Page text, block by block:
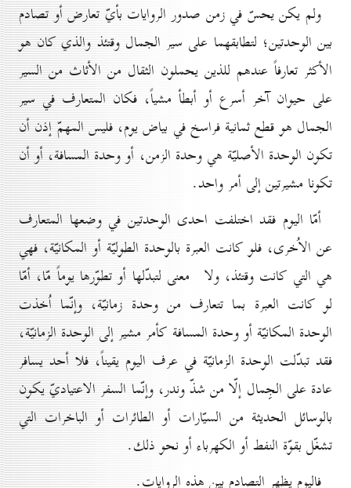
ولم يكن يحسّ في زمن صدور الروايات بأيّ تعارض أو تصادم
بين الوحدتين؛ لتطابقهما على سير الجمال وقتئذ والذي كان هو
الأكثر تعارفاً عندهم للذين يحملون الثقال من الأثاث من السير
على حيوان آخر أسرع أو أبطأ مشياً، فكان المتعارف في سير
الجمال هو قطع ثمانية فراسخ في بياض يوم، فليس المهمّ إذن أن
تكون الوحدة الأصليّة هي وحدة الزمن، أو وحدة المسافة، أو أن
تكونا مشيرتين إلى أمر واحد.
أمّا اليوم فقد اختلفت احدى الوحدتين في وضعها المتعارف
عن الاُخرى، فلو كانت العبرة بالوحدة الطوليّة أو المكانيّة، فهي
هي التي كانت وقتئذ، ولا معنى لتبدّلها أو تطوّرها يوماً مّا، أمّا
لو كانت العبرة بما تتعارف من وحدة زمانيّة، وإنّما اُخذت
الوحدة المكانيّة أو وحدة المسافة كأمر مشير إلى الوحدة الزمانيّة،
فقد تبدّلت الوحدة الزمانيّة في عرف اليوم يقيناً، فلا أحد يسافر
عادة على الجِمال إلّا من شذّ وندر، وإنّما السفر الاعتياديّ يكون
بالوسائل الحديثة من السيّارات أو الطائرات أو الباخرات التي
تشغّل بقوّة النفط أو الكهرباء أو نحو ذلك.
فاليوم يظهر التصادم بين هذه الروايات.